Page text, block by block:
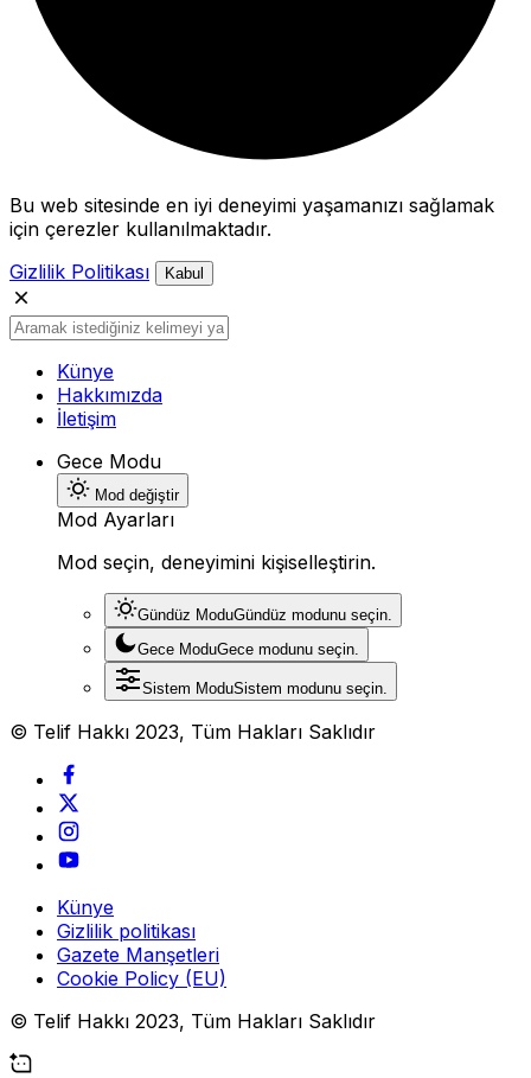
Bu web sitesinde en iyi deneyimi yaşamanızı sağlamak
için çerezler kullanılmaktadır.
Gizlilik Politikası
Kabul
Künye
Hakkımızda
İletişim
Gece Modu
Mod değiştir
Mod Ayarları
Mod seçin, deneyimini kişiselleştirin.
Gündüz ModuGündüz modunu seçin.
Gece ModuGece modunu seçin.
Sistem ModuSistem modunu seçin.
© Telif Hakkı 2023, Tüm Hakları Saklıdır
Künye
Gizlilik politikası
Gazete Manşetleri
Cookie Policy (EU)
© Telif Hakkı 2023, Tüm Hakları Saklıdır